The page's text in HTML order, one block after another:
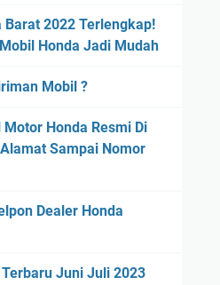
Barat 2022 Terlengkap!
Honda Jadi Mudah
Mobil ?
Motor Honda Resmi Di
Sampai Nomor
Dealer Honda
Juni Juli 2023